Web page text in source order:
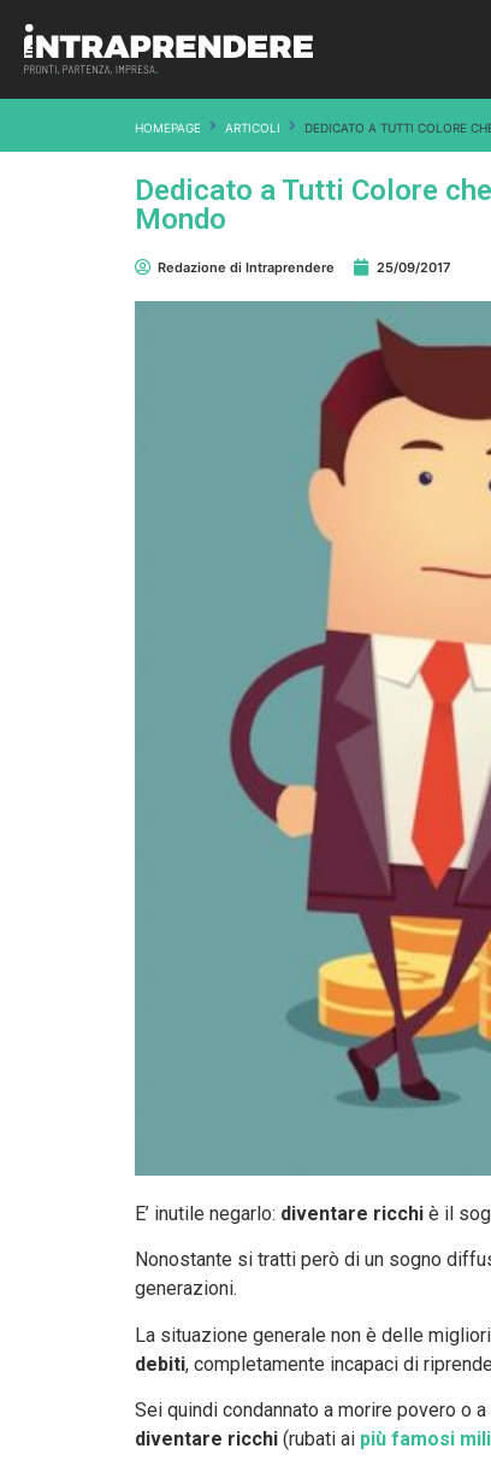
HOMEPAGE ARTICOLI DEDICATO A TUTTI COLORE
Dedicato a Tutti Colore
Mondo
Redazione di Intraprendere 25/09/2017
E’ inutile negarlo: diventare ricchi è il
Nonostante si tratti però di un sogno
generazioni.
La situazione generale non è delle
debiti, completamente incapaci di
Sei quindi condannato a morire povero o
diventare ricchi (rubati ai più famosi